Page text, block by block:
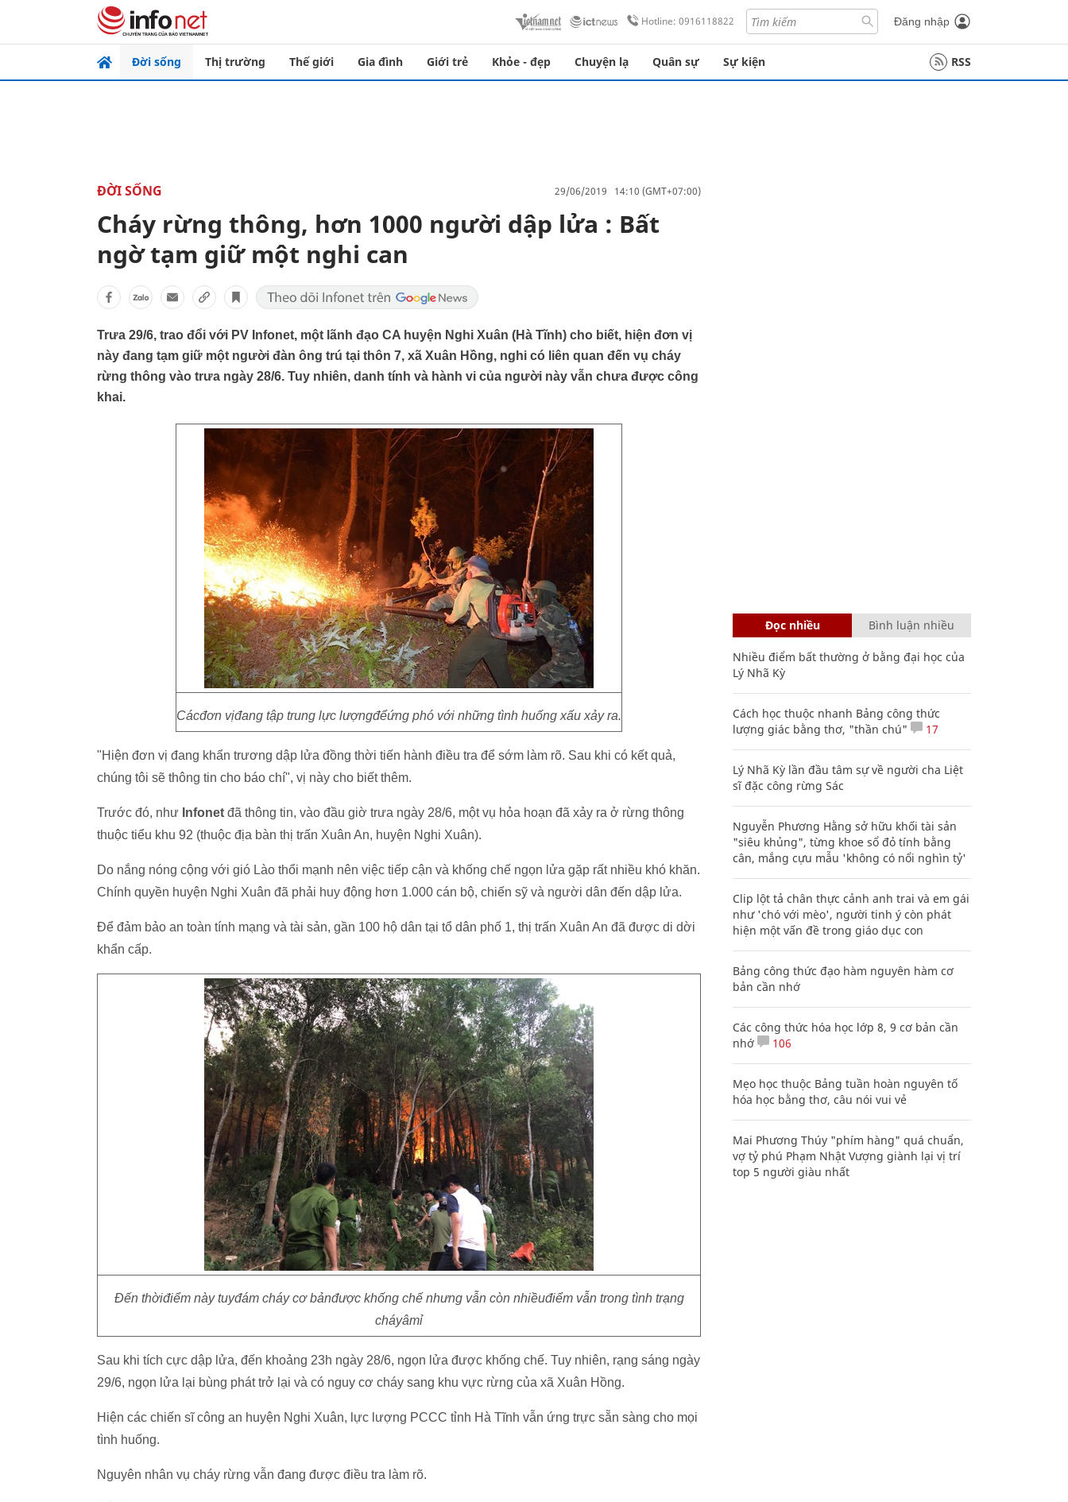
Hotline: 0916118822 Đăng nhập
Đời sống Thị trường Thế giới Gia đình Giới trẻ Khỏe - đẹp Chuyện lạ Quân sự Sự kiện RSS
ĐỜI SỐNG 29/06/2019 14:10 (GMT+07:00)
Cháy rừng thông, hơn 1000 người dập lửa : Bất
ngờ tạm giữ một nghi can
Trưa 29/6, trao đổi với PV Infonet, một lãnh đạo CA huyện Nghi Xuân (Hà Tĩnh) cho biết, hiện đơn vị
này đang tạm giữ một người đàn ông trú tại thôn 7, xã Xuân Hồng, nghi có liên quan đến vụ cháy
rừng thông vào trưa ngày 28/6. Tuy nhiên, danh tính và hành vi của người này vẫn chưa được công
khai.
Cácđơn vịđang tập trung lực lượngđểứng phó với những tình huống xấu xảy ra.
"Hiện đơn vị đang khẩn trương dập lửa đồng thời tiến hành điều tra để sớm làm rõ. Sau khi có kết quả,
chúng tôi sẽ thông tin cho báo chí", vị này cho biết thêm.
Trước đó, như Infonet đã thông tin, vào đầu giờ trưa ngày 28/6, một vụ hỏa hoạn đã xảy ra ở rừng thông
thuộc tiểu khu 92 (thuộc địa bàn thị trấn Xuân An, huyện Nghi Xuân).
Do nắng nóng cộng với gió Lào thổi mạnh nên việc tiếp cận và khống chế ngọn lửa gặp rất nhiều khó khăn.
Chính quyền huyện Nghi Xuân đã phải huy động hơn 1.000 cán bộ, chiến sỹ và người dân đến dập lửa.
Để đảm bảo an toàn tính mạng và tài sản, gần 100 hộ dân tại tổ dân phố 1, thị trấn Xuân An đã được di dời
khẩn cấp.
Đến thờiđiểm này tuyđám cháy cơ bảnđược khống chế nhưng vẫn còn nhiềuđiểm vẫn trong tình trạng
cháyâmỉ
Sau khi tích cực dập lửa, đến khoảng 23h ngày 28/6, ngọn lửa được khống chế. Tuy nhiên, rạng sáng ngày
29/6, ngọn lửa lại bùng phát trở lại và có nguy cơ cháy sang khu vực rừng của xã Xuân Hồng.
Hiện các chiến sĩ công an huyện Nghi Xuân, lực lượng PCCC tỉnh Hà Tĩnh vẫn ứng trực sẵn sàng cho mọi
tình huống.
Nguyên nhân vụ cháy rừng vẫn đang được điều tra làm rõ.
Đọc nhiều Bình luận nhiều
Nhiều điểm bất thường ở bằng đại học của
Lý Nhã Kỳ
Cách học thuộc nhanh Bảng công thức
lượng giác bằng thơ, "thần chú"
17
Lý Nhã Kỳ lần đầu tâm sự về người cha Liệt
sĩ đặc công rừng Sác
Nguyễn Phương Hằng sở hữu khối tài sản
"siêu khủng", từng khoe sổ đỏ tính bằng
cân, mắng cựu mẫu 'không có nổi nghìn tỷ'
Clip lột tả chân thực cảnh anh trai và em gái
như 'chó với mèo', người tinh ý còn phát
hiện một vấn đề trong giáo dục con
Bảng công thức đạo hàm nguyên hàm cơ
bản cần nhớ
Các công thức hóa học lớp 8, 9 cơ bản cần
nhớ
106
Mẹo học thuộc Bảng tuần hoàn nguyên tố
hóa học bằng thơ, câu nói vui vẻ
Mai Phương Thúy "phím hàng" quá chuẩn,
vợ tỷ phú Phạm Nhật Vượng giành lại vị trí
top 5 người giàu nhất